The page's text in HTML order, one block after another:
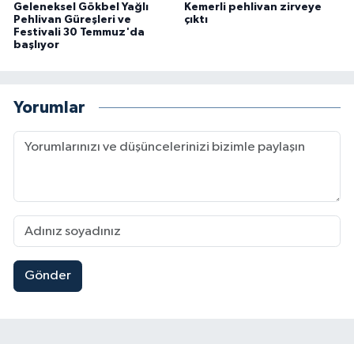
Geleneksel Gökbel Yağlı
Pehlivan Güreşleri ve
Festivali 30 Temmuz'da
başlıyor
Kemerli pehlivan zirveye
çıktı
Yorumlar
Gönder